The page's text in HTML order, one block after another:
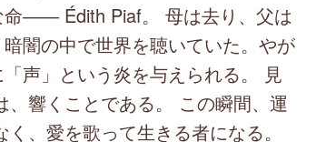
命―― Édith Piaf。 母は去り、父は
闇の中で世界を聴いていた。やが
声」という炎を与えられる。 見
響くことである。 この瞬間、運
、愛を歌って生きる者になる。